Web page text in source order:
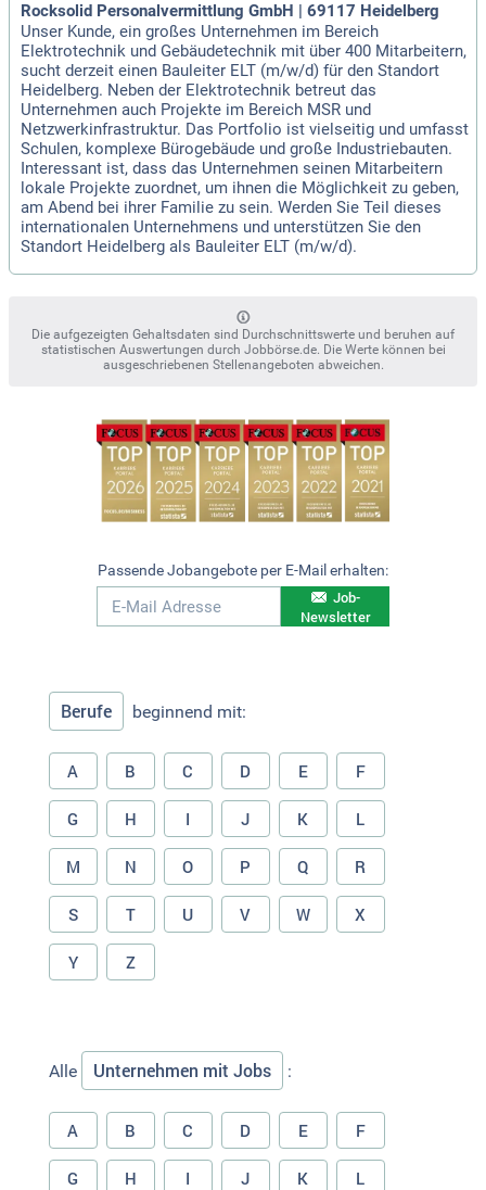
Rocksolid Personalvermittlung GmbH | 69117 Heidelberg
Unser Kunde, ein großes Unternehmen im Bereich
Elektrotechnik und Gebäudetechnik mit über 400 Mitarbeitern,
sucht derzeit einen Bauleiter ELT (m/w/d) für den Standort
Heidelberg. Neben der Elektrotechnik betreut das
Unternehmen auch Projekte im Bereich MSR und
Netzwerkinfrastruktur. Das Portfolio ist vielseitig und umfasst
Schulen, komplexe Bürogebäude und große Industriebauten.
Interessant ist, dass das Unternehmen seinen Mitarbeitern
lokale Projekte zuordnet, um ihnen die Möglichkeit zu geben,
am Abend bei ihrer Familie zu sein. Werden Sie Teil dieses
internationalen Unternehmens und unterstützen Sie den
Standort Heidelberg als Bauleiter ELT (m/w/d).
Die aufgezeigten Gehaltsdaten sind Durchschnittswerte und beruhen auf
statistischen Auswertungen durch Jobbörse.de. Die Werte können bei
ausgeschriebenen Stellenangeboten abweichen.
Passende Jobangebote per E-Mail erhalten:
Job-
Newsletter
Berufe beginnend mit:
A B C D E F
G H I J K L
M N O P Q R
S T U V W X
Y Z
Alle Unternehmen mit Jobs :
A B C D E F
G H I J K L